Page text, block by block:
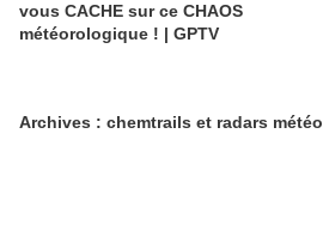
vous CACHE sur ce CHAOS
météorologique ! | GPTV
Archives : chemtrails et radars météo